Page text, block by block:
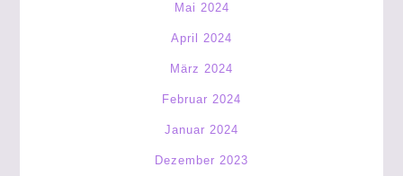
Mai 2024
April 2024
März 2024
Februar 2024
Januar 2024
Dezember 2023